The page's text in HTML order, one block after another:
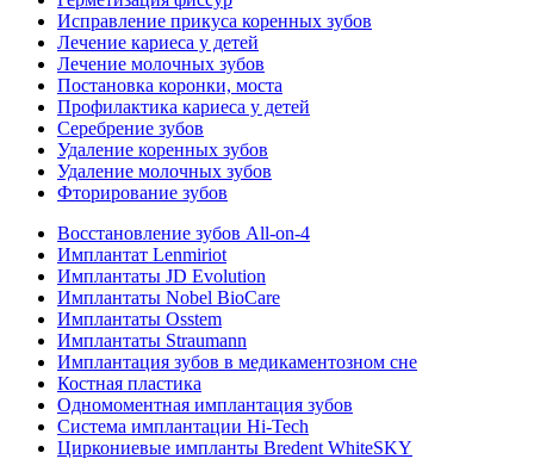
Исправление прикуса коренных зубов
Лечение кариеса у детей
Лечение молочных зубов
Постановка коронки, моста
Профилактика кариеса у детей
Серебрение зубов
Удаление коренных зубов
Удаление молочных зубов
Фторирование зубов
Восстановление зубов All‑on‑4
Имплантат Lenmiriot
Имплантаты JD Evolution
Имплантаты Nobel BioСare
Имплантаты Osstem
Имплантаты Straumann
Имплантация зубов в медикаментозном сне
Костная пластика
Одномоментная имплантация зубов
Система имплантации Hi-Tech
Циркониевые импланты Bredent WhiteSKY